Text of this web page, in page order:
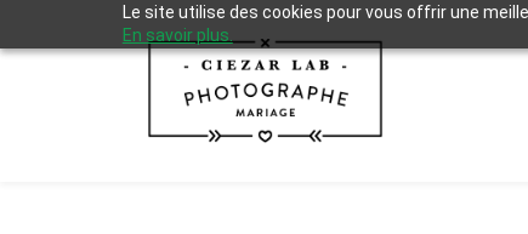
Le site utilise des cookies pour vous offrir une
En savoir plus.